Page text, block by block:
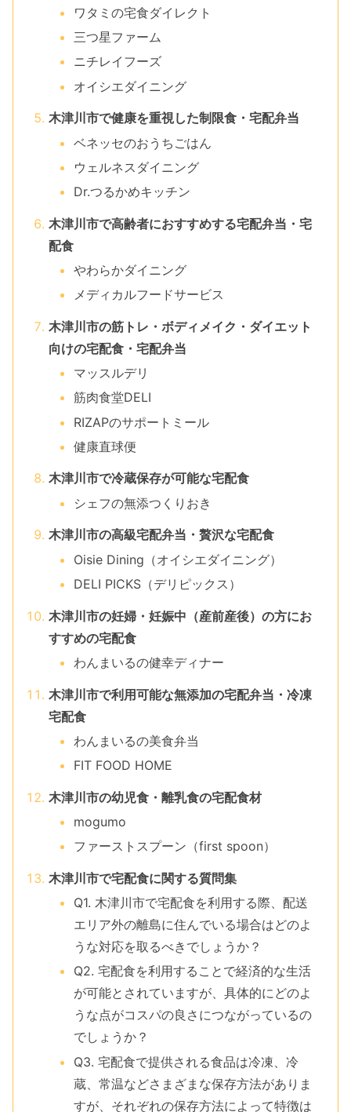
ワタミの宅食ダイレクト
三つ星ファーム
ニチレイフーズ
オイシエダイニング
木津川市で健康を重視した制限食・宅配弁当
ベネッセのおうちごはん
ウェルネスダイニング
Dr.つるかめキッチン
木津川市で高齢者におすすめする宅配弁当・宅
配食
やわらかダイニング
メディカルフードサービス
木津川市の筋トレ・ボディメイク・ダイエット
向けの宅配食・宅配弁当
マッスルデリ
筋肉食堂DELI
RIZAPのサポートミール
健康直球便
木津川市で冷蔵保存が可能な宅配食
シェフの無添つくりおき
木津川市の高級宅配弁当・贅沢な宅配食
Oisie Dining（オイシエダイニング）
DELI PICKS（デリピックス）
木津川市の妊婦・妊娠中（産前産後）の方にお
すすめの宅配食
わんまいるの健幸ディナー
木津川市で利用可能な無添加の宅配弁当・冷凍
宅配食
わんまいるの美食弁当
FIT FOOD HOME
木津川市の幼児食・離乳食の宅配食材
mogumo
ファーストスプーン（first spoon）
木津川市で宅配食に関する質問集
Q1. 木津川市で宅配食を利用する際、配送
エリア外の離島に住んでいる場合はどのよ
うな対応を取るべきでしょうか？
Q2. 宅配食を利用することで経済的な生活
が可能とされていますが、具体的にどのよ
うな点がコスパの良さにつながっているの
でしょうか？
Q3. 宅配食で提供される食品は冷凍、冷
蔵、常温などさまざまな保存方法がありま
すが、それぞれの保存方法によって特徴は